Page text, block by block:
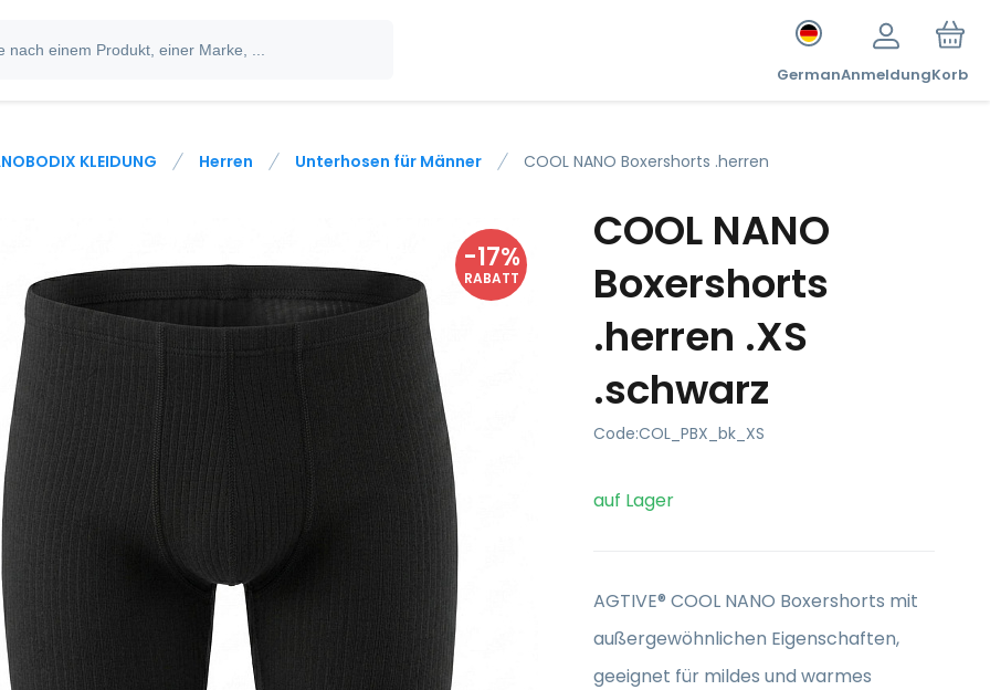
GermanAnmeldungKorb
KLEIDUNG Herren Unterhosen für Männer COOL NANO Boxershorts .herren
-17%
RABATT
COOL NANO
Boxershorts
.herren .XS
.schwarz
Code:COL_PBX_bk_XS
auf Lager
AGTIVE® COOL NANO Boxershorts mit
außergewöhnlichen Eigenschaften,
geeignet für mildes und warmes